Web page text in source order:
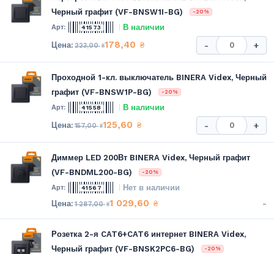
Черный графит (VF-BNSW1I-BG)
-20%
41573 В наличии
223,00₴178,40 ₴ - +
Проходной 1-кл. выключатель BINERA Videx, Черный
графит (VF-BNSW1P-BG)
-20%
41558 В наличии
157,00₴125,60 ₴ - +
Диммер LED 200Вт BINERA Videx, Черный графит
(VF-BNDML200-BG)
-20%
41567 Нет в наличии
1 287,00₴1 029,60 ₴ -
Розетка 2-я CAT6+CAT6 интернет BINERA Videx,
Черный графит (VF-BNSK2PC6-BG)
-20%